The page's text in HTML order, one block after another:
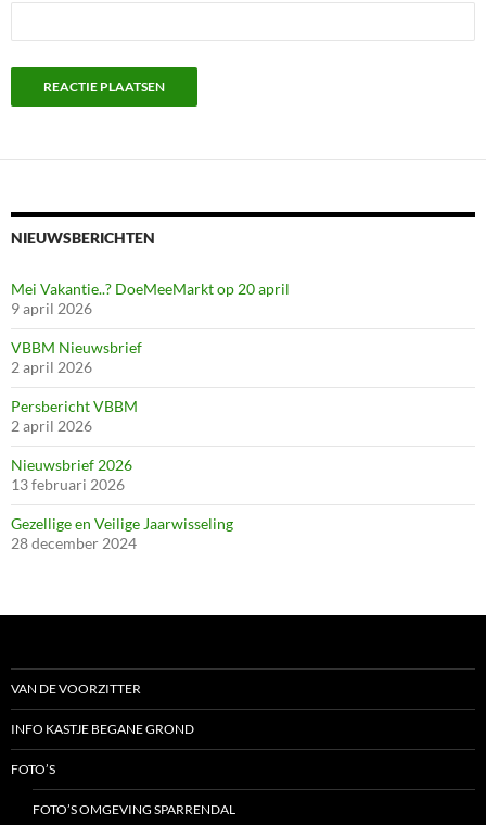
NIEUWSBERICHTEN
Mei Vakantie..? DoeMeeMarkt op 20 april
9 april 2026
VBBM Nieuwsbrief
2 april 2026
Persbericht VBBM
2 april 2026
Nieuwsbrief 2026
13 februari 2026
Gezellige en Veilige Jaarwisseling
28 december 2024
VAN DE VOORZITTER
INFO KASTJE BEGANE GROND
FOTO’S
FOTO’S OMGEVING SPARRENDAL